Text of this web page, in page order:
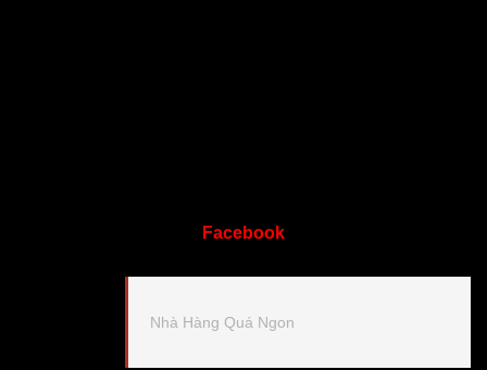
Facebook
Nhà Hàng Quá Ngon